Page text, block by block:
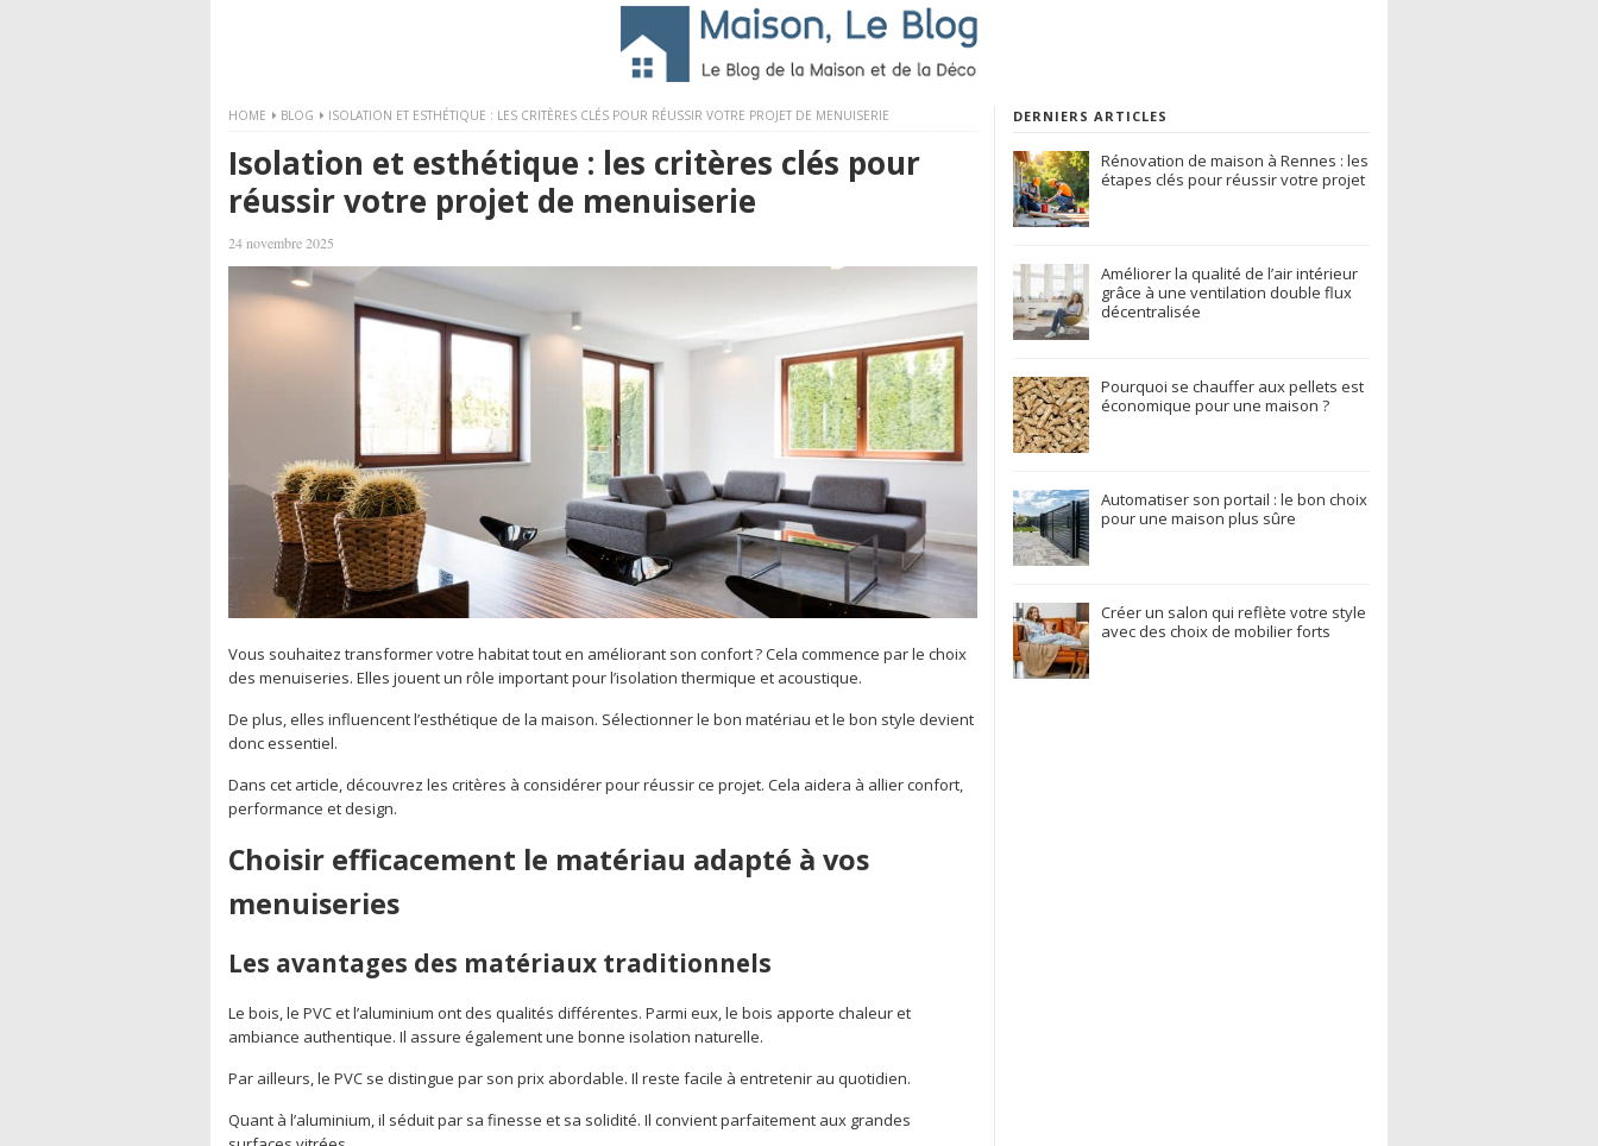
HOME BLOG ISOLATION ET ESTHÉTIQUE : LES CRITÈRES CLÉS POUR RÉUSSIR VOTRE PROJET DE MENUISERIE
Isolation et esthétique : les critères clés pour
réussir votre projet de menuiserie
24 novembre 2025
Vous souhaitez transformer votre habitat tout en améliorant son confort ? Cela commence par le choix
des menuiseries. Elles jouent un rôle important pour l’isolation thermique et acoustique.
De plus, elles influencent l’esthétique de la maison. Sélectionner le bon matériau et le bon style devient
donc essentiel.
Dans cet article, découvrez les critères à considérer pour réussir ce projet. Cela aidera à allier confort,
performance et design.
Choisir efficacement le matériau adapté à vos
menuiseries
Les avantages des matériaux traditionnels
Le bois, le PVC et l’aluminium ont des qualités différentes. Parmi eux, le bois apporte chaleur et
ambiance authentique. Il assure également une bonne isolation naturelle.
Par ailleurs, le PVC se distingue par son prix abordable. Il reste facile à entretenir au quotidien.
Quant à l’aluminium, il séduit par sa finesse et sa solidité. Il convient parfaitement aux grandes
DERNIERS ARTICLES
Rénovation de maison à Rennes : les
étapes clés pour réussir votre projet
Améliorer la qualité de l’air intérieur
grâce à une ventilation double flux
décentralisée
Pourquoi se chauffer aux pellets est
économique pour une maison ?
Automatiser son portail : le bon choix
pour une maison plus sûre
Créer un salon qui reflète votre style
avec des choix de mobilier forts